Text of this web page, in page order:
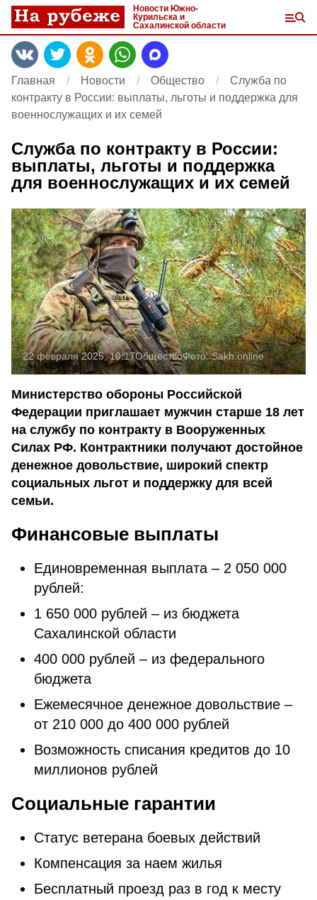
Новости Южно-
Курильска и
Сахалинской области
Главная Новости Общество
Служба по
контракту в России: выплаты, льготы и поддержка для
военнослужащих и их семей
Служба по контракту в России:
выплаты, льготы и поддержка
для военнослужащих и их семей
22 февраля 2025, 10:17ОбществоФото:Sakh.online
Министерство обороны Российской
Федерации приглашает мужчин старше 18 лет
на службу по контракту в Вооруженных
Силах РФ. Контрактники получают достойное
денежное довольствие, широкий спектр
социальных льгот и поддержку для всей
семьи.
Финансовые выплаты
Единовременная выплата – 2 050 000
рублей:
1 650 000 рублей – из бюджета
Сахалинской области
400 000 рублей – из федерального
бюджета
Ежемесячное денежное довольствие –
от 210 000 до 400 000 рублей
Возможность списания кредитов до 10
миллионов рублей
Социальные гарантии
Статус ветерана боевых действий
Компенсация за наем жилья
Бесплатный проезд раз в год к месту